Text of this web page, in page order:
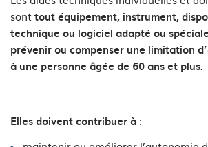
sonttout équipement, instrument,
technique ou logiciel adapté ou
prévenir ou compenser une limitation
à une personne âgée de 60 ans et plus.
Elles doivent contribuer à :